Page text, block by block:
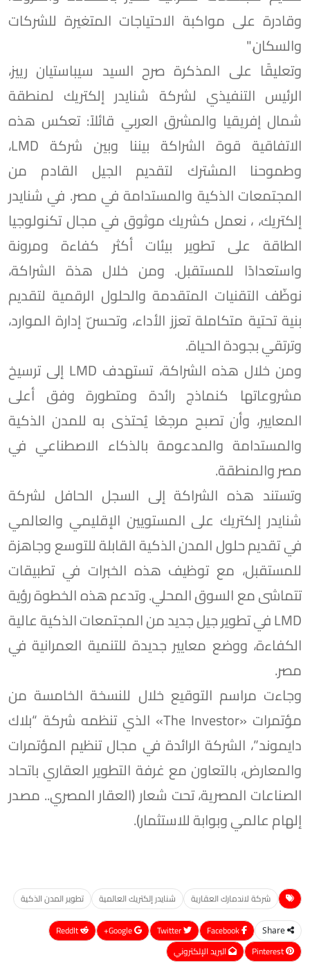
وقادرة على مواكبة الاحتياجات المتغيرة للشركات
والسكان."
وتعليقًا على المذكرة صرح السيد سيباستيان رييز،
الرئيس التنفيذي لشركة شنايدر إلكتريك لمنطقة
شمال إفريقيا والمشرق العربي قائلاً: تعكس هذه
الاتفاقية قوة الشراكة بيننا وبين شركة LMD،
وطموحنا المشترك لتقديم الجيل القادم من
المجتمعات الذكية والمستدامة في مصر. في شنايدر
إلكتريك، ، نعمل كشريك موثوق في مجال تكنولوجيا
الطاقة على تطوير بيئات أكثر كفاءة ومرونة
واستعدادًا للمستقبل. ومن خلال هذة الشراكة،
نوظّف التقنيات المتقدمة والحلول الرقمية لتقديم
بنية تحتية متكاملة تعزز الأداء، وتحسّن إدارة الموارد،
وترتقي بجودة الحياة.
ومن خلال هذه الشراكة، تستهدف LMD إلى ترسيخ
مشروعاتها كنماذج رائدة ومتطورة وفق أعلى
المعايير، وأن تصبح مرجعًا يُحتذى به للمدن الذكية
والمستدامة والمدعومة بالذكاء الاصطناعي في
مصر والمنطقة.
وتستند هذه الشراكة إلى السجل الحافل لشركة
شنايدر إلكتريك على المستويين الإقليمي والعالمي
في تقديم حلول المدن الذكية القابلة للتوسع وجاهزة
للمستقبل، مع توظيف هذه الخبرات في تطبيقات
تتماشى مع السوق المحلي. وتدعم هذه الخطوة رؤية
LMD في تطوير جيل جديد من المجتمعات الذكية عالية
الكفاءة، ووضع معايير جديدة للتنمية العمرانية في
مصر.
وجاءت مراسم التوقيع خلال للنسخة الخامسة من
مؤتمرات «The Investor» الذي تنظمه شركة “بلاك
دايموند”، الشركة الرائدة في مجال تنظيم المؤتمرات
والمعارض، بالتعاون مع غرفة التطوير العقاري باتحاد
الصناعات المصرية، تحت شعار (العقار المصري.. مصدر
إلهام عالمي وبوابة للاستثمار).
شركة لاندمارك العقارية شنايدر إلكتريك العالمية تطوير المدن الذكية
Share
Google+
ReddIt
Pinterest
البريد الإلكتروني